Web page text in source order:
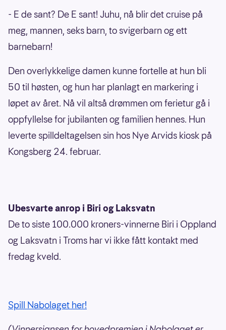
- E de sant? De E sant! Juhu, nå blir det cruise på
meg, mannen, seks barn, to svigerbarn og ett
barnebarn!
Den overlykkelige damen kunne fortelle at hun bli
50 til høsten, og hun har planlagt en markering i
løpet av året. Nå vil altså drømmen om ferietur gå i
oppfyllelse for jubilanten og familien hennes. Hun
leverte spilldeltagelsen sin hos Nye Arvids kiosk på
Kongsberg 24. februar.
Ubesvarte anrop i Biri og Laksvatn
De to siste 100.000 kroners-vinnerne Biri i Oppland
og Laksvatn i Troms har vi ikke fått kontakt med
fredag kveld.
Spill Nabolaget her!